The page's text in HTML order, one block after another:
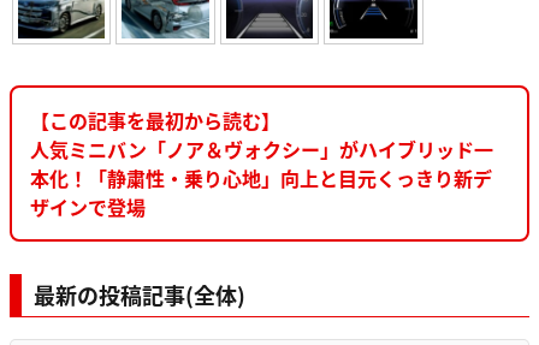
【この記事を最初から読む】
人気ミニバン「ノア＆ヴォクシー」がハイブリッド一
本化！「静粛性・乗り心地」向上と目元くっきり新デ
ザインで登場
最新の投稿記事(全体)